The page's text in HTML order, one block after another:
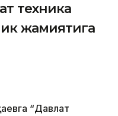
техника
жамиятига
“Давлат